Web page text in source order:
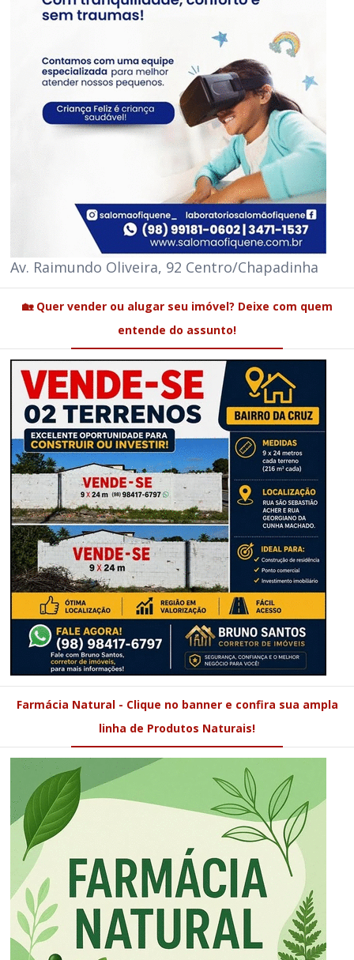
Av. Raimundo Oliveira, 92 Centro/Chapadinha
🏡 Quer vender ou alugar seu imóvel? Deixe com quem
entende do assunto!
Farmácia Natural - Clique no banner e confira sua ampla
linha de Produtos Naturais!